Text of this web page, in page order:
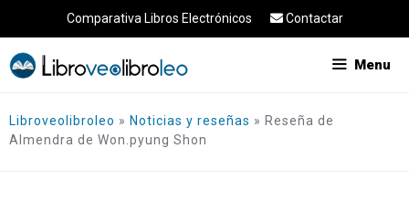
al
contenido
Comparativa Libros Electrónicos Contactar
Menu
Libroveolibroleo » Noticias y reseñas » Reseña de
Almendra de Won.pyung Shon